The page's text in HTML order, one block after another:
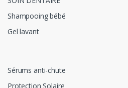
Shampooing bébé
Gel lavant
Sérums anti-chute
Protection Solaire